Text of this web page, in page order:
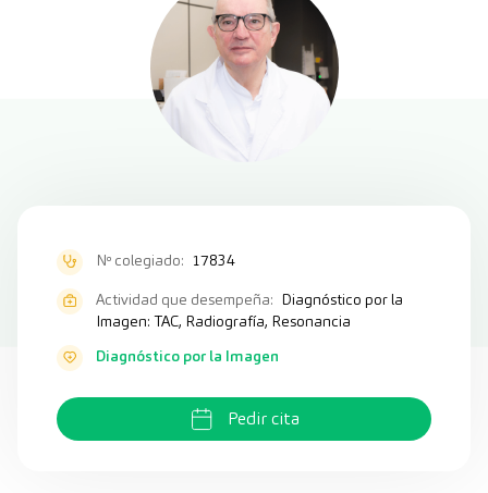
Nº colegiado: 17834
Actividad que desempeña: Diagnóstico por la
Imagen: TAC, Radiografía, Resonancia
Diagnóstico por la Imagen
Pedir cita